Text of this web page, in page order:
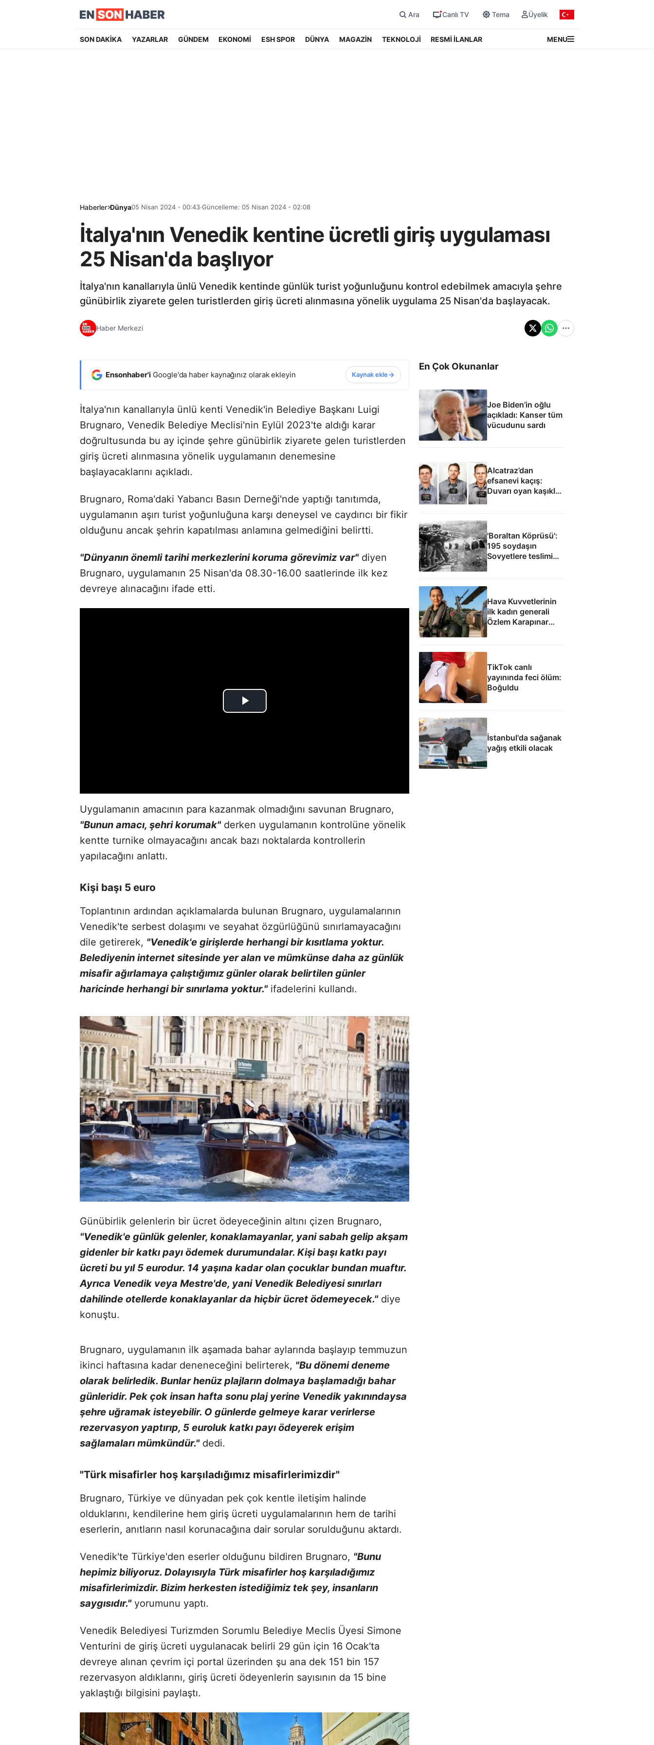
Ara Canlı TV Tema Üyelik
SON DAKİKA YAZARLAR GÜNDEM EKONOMİ ESH SPOR DÜNYA MAGAZİN TEKNOLOJİ RESMİ İLANLAR MENU
Haberler Dünya05 Nisan 2024 - 00:43 Güncelleme: 05 Nisan 2024 - 02:08
İtalya'nın Venedik kentine ücretli giriş uygulaması
25 Nisan'da başlıyor
İtalya'nın kanallarıyla ünlü Venedik kentinde günlük turist yoğunluğunu kontrol edebilmek amacıyla şehre
günübirlik ziyarete gelen turistlerden giriş ücreti alınmasına yönelik uygulama 25 Nisan'da başlayacak.
Haber Merkezi
Ensonhaber'i Google'da haber kaynağınız olarak ekleyin Kaynak ekle
İtalya'nın kanallarıyla ünlü kenti Venedik'in Belediye Başkanı Luigi
Brugnaro, Venedik Belediye Meclisi'nin Eylül 2023'te aldığı karar
doğrultusunda bu ay içinde şehre günübirlik ziyarete gelen turistlerden
giriş ücreti alınmasına yönelik uygulamanın denemesine
başlayacaklarını açıkladı.
Brugnaro, Roma'daki Yabancı Basın Derneği'nde yaptığı tanıtımda,
uygulamanın aşırı turist yoğunluğuna karşı deneysel ve caydırıcı bir fikir
olduğunu ancak şehrin kapatılması anlamına gelmediğini belirtti.
"Dünyanın önemli tarihi merkezlerini koruma görevimiz var"diyen
Brugnaro, uygulamanın 25 Nisan'da 08.30-16.00 saatlerinde ilk kez
devreye alınacağını ifade etti.
Uygulamanın amacının para kazanmak olmadığını savunan Brugnaro,
"Bunun amacı, şehri korumak"derken uygulamanın kontrolüne yönelik
kentte turnike olmayacağını ancak bazı noktalarda kontrollerin
yapılacağını anlattı.
Kişi başı 5 euro
Toplantının ardından açıklamalarda bulunan Brugnaro, uygulamalarının
Venedik'te serbest dolaşımı ve seyahat özgürlüğünü sınırlamayacağını
dile getirerek, "Venedik'e girişlerde herhangi bir kısıtlama yoktur.
Belediyenin internet sitesinde yer alan ve mümkünse daha az günlük
misafir ağırlamaya çalıştığımız günler olarak belirtilen günler
haricinde herhangi bir sınırlama yoktur."ifadelerini kullandı.
Günübirlik gelenlerin bir ücret ödeyeceğinin altını çizen Brugnaro,
"Venedik'e günlük gelenler, konaklamayanlar, yani sabah gelip akşam
gidenler bir katkı payı ödemek durumundalar. Kişi başı katkı payı
ücreti bu yıl 5 eurodur. 14 yaşına kadar olan çocuklar bundan muaftır.
Ayrıca Venedik veya Mestre'de, yani Venedik Belediyesi sınırları
dahilinde otellerde konaklayanlar da hiçbir ücret ödemeyecek."diye
konuştu.
Brugnaro, uygulamanın ilk aşamada bahar aylarında başlayıp temmuzun
ikinci haftasına kadar deneneceğini belirterek, "Bu dönemi deneme
olarak belirledik. Bunlar henüz plajların dolmaya başlamadığı bahar
günleridir. Pek çok insan hafta sonu plaj yerine Venedik yakınındaysa
şehre uğramak isteyebilir. O günlerde gelmeye karar verirlerse
rezervasyon yaptırıp, 5 euroluk katkı payı ödeyerek erişim
sağlamaları mümkündür."dedi.
"Türk misafirler hoş karşıladığımız misafirlerimizdir"
Brugnaro, Türkiye ve dünyadan pek çok kentle iletişim halinde
olduklarını, kendilerine hem giriş ücreti uygulamalarının hem de tarihi
eserlerin, anıtların nasıl korunacağına dair sorular sorulduğunu aktardı.
Venedik'te Türkiye'den eserler olduğunu bildiren Brugnaro, "Bunu
hepimiz biliyoruz. Dolayısıyla Türk misafirler hoş karşıladığımız
misafirlerimizdir. Bizim herkesten istediğimiz tek şey, insanların
saygısıdır."yorumunu yaptı.
Venedik Belediyesi Turizmden Sorumlu Belediye Meclis Üyesi Simone
Venturini de giriş ücreti uygulanacak belirli 29 gün için 16 Ocak'ta
devreye alınan çevrim içi portal üzerinden şu ana dek 151 bin 157
rezervasyon aldıklarını, giriş ücreti ödeyenlerin sayısının da 15 bine
yaklaştığı bilgisini paylaştı.
En Çok Okunanlar
Joe Biden’in oğlu
açıkladı: Kanser tüm
vücudunu sardı
Alcatraz’dan
efsanevi kaçış:
Duvarı oyan kaşıklar,
yağmurluklardan
gönderilen çiçekler...
'Boraltan Köprüsü':
195 soydaşın
Sovyetlere teslimi
Cüneyt Arkın’ın
Hava Kuvvetlerinin
ilk kadın generali
Özlem Karapınar
Paşa: Çanakkale
göklere uzanan
mazisi
TikTok canlı
yayınında feci ölüm:
Boğuldu
İstanbul'da sağanak
yağış etkili olacak